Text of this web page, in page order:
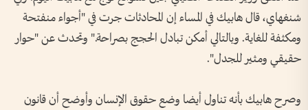
شنغهاي، قال هابيك في المساء إن المحادثات جرت في "أجواء منفتحة
ومكثفة للغاية. وبالتالي أمكن تبادل الحجج بصراحة." وتحدث عن "حوار
حقيقي ومثير للجدل".
وصرح هابيك بأنه تناول أيضا وضع حقوق الإنسان وأوضح أن قانون